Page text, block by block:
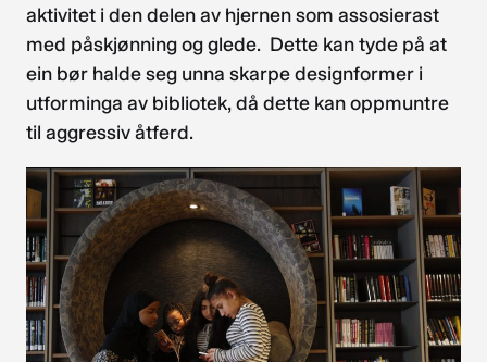
aktivitet i den delen av hjernen som assosierast
med påskjønning og glede. Dette kan tyde på at
ein bør halde seg unna skarpe designformer i
utforminga av bibliotek, då dette kan oppmuntre
til aggressiv åtferd.